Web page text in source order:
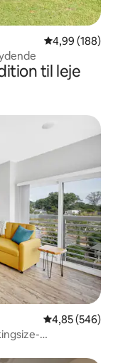
4,99 ud af 5 i
4,99 (188)
til leje
4,85 ud af 5 i
4,85 (546)